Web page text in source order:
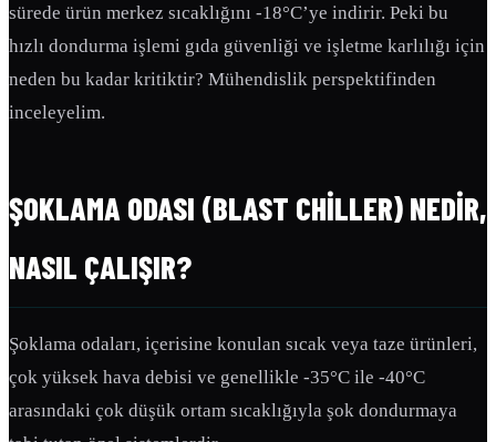
sürede ürün merkez sıcaklığını -18°C’ye indirir. Peki bu
hızlı dondurma işlemi gıda güvenliği ve işletme karlılığı için
neden bu kadar kritiktir? Mühendislik perspektifinden
inceleyelim.
ŞOKLAMA ODASI (BLAST CHILLER) NEDIR,
NASIL ÇALIŞIR?
Şoklama odaları, içerisine konulan sıcak veya taze ürünleri,
çok yüksek hava debisi ve genellikle -35°C ile -40°C
arasındaki çok düşük ortam sıcaklığıyla şok dondurmaya